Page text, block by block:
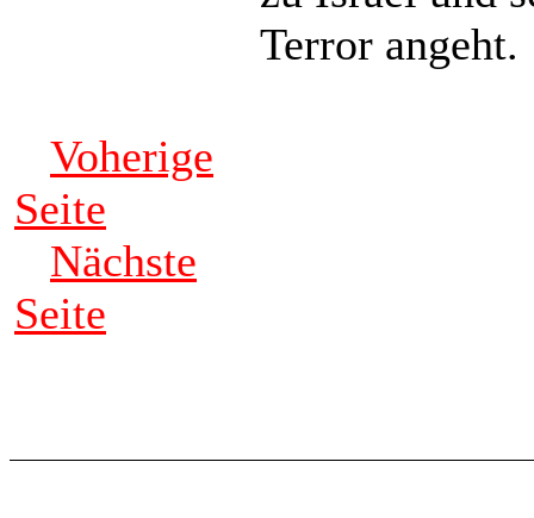
Terror angeht.
Voherige
Seite
Nächste
Seite